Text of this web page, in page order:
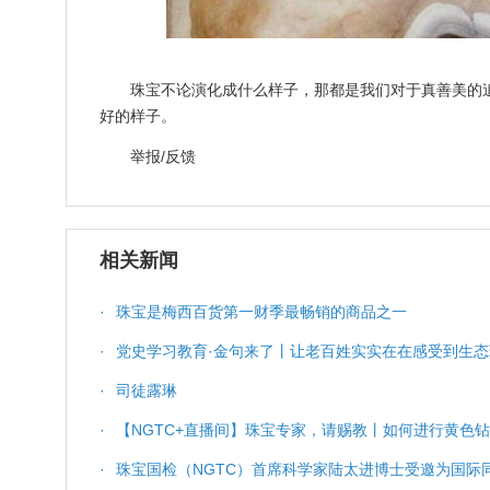
珠宝不论演化成什么样子，那都是我们对于真善美
好的样子。
举报/反馈
相关新闻
· 珠宝是梅西百货第一财季最畅销的商品之一
· 党史学习教育·金句来了丨让老百姓实实在在感受到生
· 司徒露琳
· 【NGTC+直播间】珠宝专家，请赐教丨如何进行黄色
· 珠宝国检（NGTC）首席科学家陆太进博士受邀为国